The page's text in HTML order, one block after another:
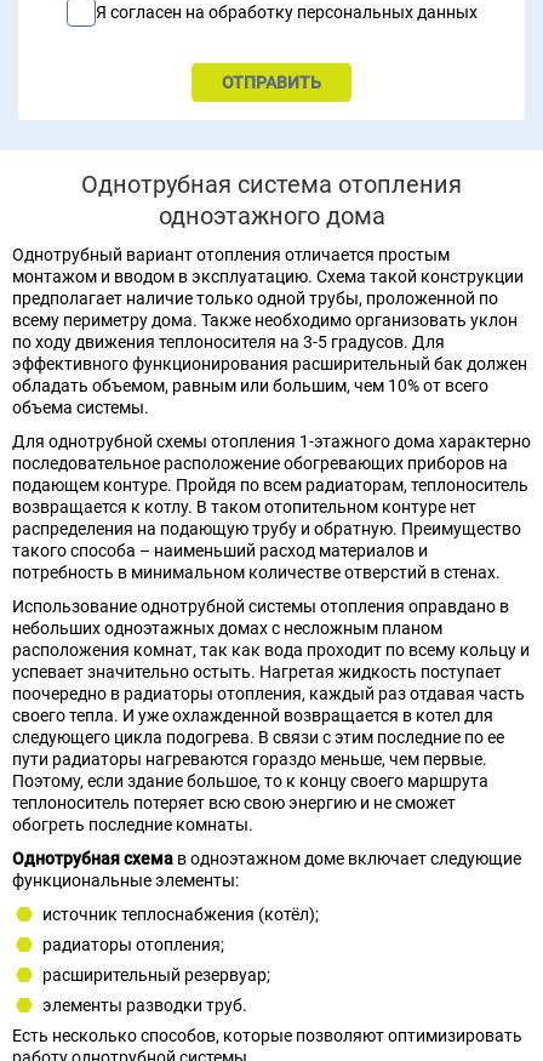
Я согласен на обработку персональных данных
Однотрубная система отопления
одноэтажного дома
Однотрубный вариант отопления отличается простым
монтажом и вводом в эксплуатацию. Схема такой конструкции
предполагает наличие только одной трубы, проложенной по
всему периметру дома. Также необходимо организовать уклон
по ходу движения теплоносителя на 3-5 градусов. Для
эффективного функционирования расширительный бак должен
обладать объемом, равным или большим, чем 10% от всего
объема системы.
Для однотрубной схемы отопления 1-этажного дома характерно
последовательное расположение обогревающих приборов на
подающем контуре. Пройдя по всем радиаторам, теплоноситель
возвращается к котлу. В таком отопительном контуре нет
распределения на подающую трубу и обратную. Преимущество
такого способа – наименьший расход материалов и
потребность в минимальном количестве отверстий в стенах.
Использование однотрубной системы отопления оправдано в
небольших одноэтажных домах с несложным планом
расположения комнат, так как вода проходит по всему кольцу и
успевает значительно остыть. Нагретая жидкость поступает
поочередно в радиаторы отопления, каждый раз отдавая часть
своего тепла. И уже охлажденной возвращается в котел для
следующего цикла подогрева. В связи с этим последние по ее
пути радиаторы нагреваются гораздо меньше, чем первые.
Поэтому, если здание большое, то к концу своего маршрута
теплоноситель потеряет всю свою энергию и не сможет
обогреть последние комнаты.
Однотрубная схема в одноэтажном доме включает следующие
функциональные элементы:
источник теплоснабжения (котёл);
радиаторы отопления;
расширительный резервуар;
элементы разводки труб.
Есть несколько способов, которые позволяют оптимизировать